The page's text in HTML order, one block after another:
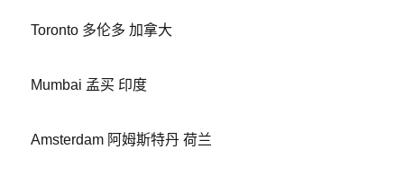
Toronto 多伦多 加拿大
Mumbai 孟买 印度
Amsterdam 阿姆斯特丹 荷兰